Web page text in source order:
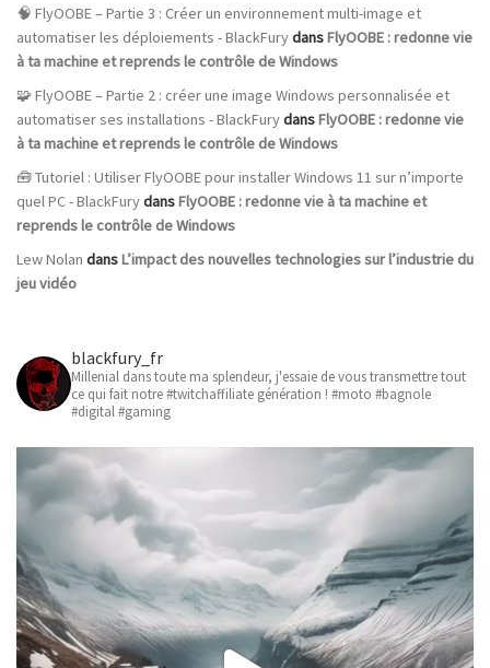
🧠 FlyOOBE – Partie 3 : Créer un environnement multi-image et
automatiser les déploiements - BlackFurydansFlyOOBE : redonne vie
à ta machine et reprends le contrôle de Windows
🧩 FlyOOBE – Partie 2 : créer une image Windows personnalisée et
automatiser ses installations - BlackFurydansFlyOOBE : redonne vie
à ta machine et reprends le contrôle de Windows
🧰 Tutoriel : Utiliser FlyOOBE pour installer Windows 11 sur n’importe
quel PC - BlackFurydansFlyOOBE : redonne vie à ta machine et
reprends le contrôle de Windows
Lew Nolan dansL’impact des nouvelles technologies sur l’industrie du
jeu vidéo
blackfury_fr
Millenial dans toute ma splendeur, j'essaie de vous transmettre tout
ce qui fait notre #twitchaffiliate génération ! #moto #bagnole
#digital #gaming